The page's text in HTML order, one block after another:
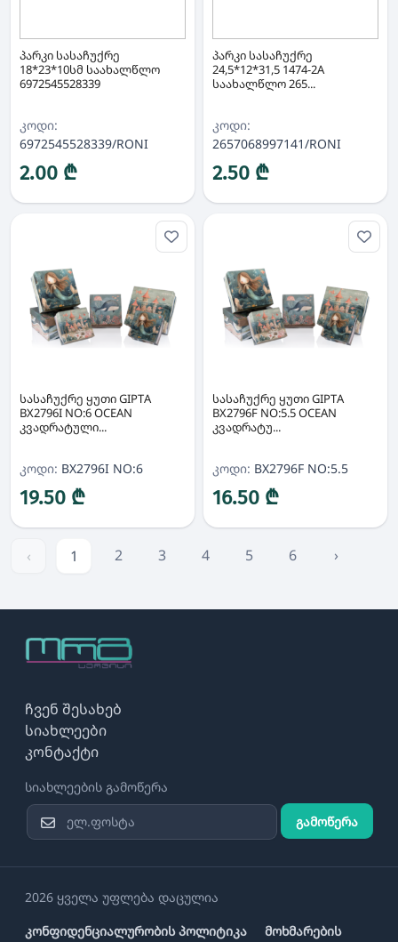
პარკი სასაჩუქრე
18*23*10სმ საახალწლო
6972545528339
კოდი:
6972545528339/RONI
2.00 ₾
პარკი სასაჩუქრე
24,5*12*31,5 1474-2A
საახალწლო 265...
კოდი:
2657068997141/RONI
2.50 ₾
სასაჩუქრე ყუთი GIPTA
BX2796I NO:6 OCEAN
კვადრატული...
კოდი: BX2796I NO:6
19.50 ₾
სასაჩუქრე ყუთი GIPTA
BX2796F NO:5.5 OCEAN
კვადრატუ...
კოდი: BX2796F NO:5.5
16.50 ₾
‹ 1 2 3 4 5 6 ›
ჩვენ შესახებ
სიახლეები
კონტაქტი
სიახლეების გამოწერა
გამოწერა
2026 ყველა უფლება დაცულია
კონფიდენციალურობის პოლიტიკა
მოხმარების